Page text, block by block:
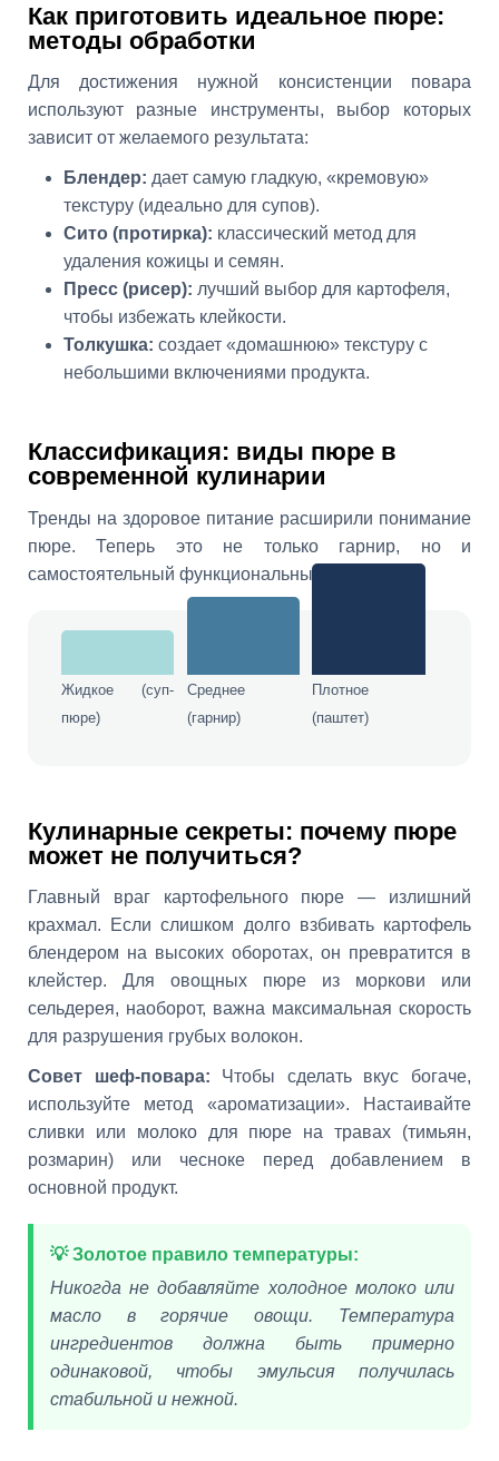
Как приготовить идеальное пюре:
методы обработки
Для достижения нужной консистенции повара
используют разные инструменты, выбор которых
зависит от желаемого результата:
Блендер: дает самую гладкую, «кремовую»
текстуру (идеально для супов).
Сито (протирка): классический метод для
удаления кожицы и семян.
Пресс (рисер): лучший выбор для картофеля,
чтобы избежать клейкости.
Толкушка: создает «домашнюю» текстуру с
небольшими включениями продукта.
Классификация: виды пюре в
современной кулинарии
Тренды на здоровое питание расширили понимание
пюре. Теперь это не только гарнир, но и
самостоятельный функциональный продукт.
Жидкое (суп-
пюре)
Среднее
(гарнир)
Плотное
(паштет)
Кулинарные секреты: почему пюре
может не получиться?
Главный враг картофельного пюре — излишний
крахмал. Если слишком долго взбивать картофель
блендером на высоких оборотах, он превратится в
клейстер. Для овощных пюре из моркови или
сельдерея, наоборот, важна максимальная скорость
для разрушения грубых волокон.
Совет шеф-повара: Чтобы сделать вкус богаче,
используйте метод «ароматизации». Настаивайте
сливки или молоко для пюре на травах (тимьян,
розмарин) или чесноке перед добавлением в
основной продукт.
💡 Золотое правило температуры:
Никогда не добавляйте холодное молоко или
масло в горячие овощи. Температура
ингредиентов должна быть примерно
одинаковой, чтобы эмульсия получилась
стабильной и нежной.